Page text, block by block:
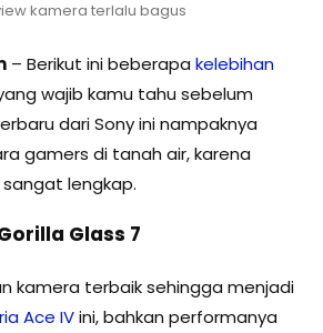
kamera terlalu bagus
– Berikut ini beberapa kelebihan
wajib kamu tahu sebelum
dari Sony ini nampaknya
gamers di tanah air, karena
lengkap.
Glass 7
kamera terbaik sehingga menjadi
Ace IVini, bahkan performanya